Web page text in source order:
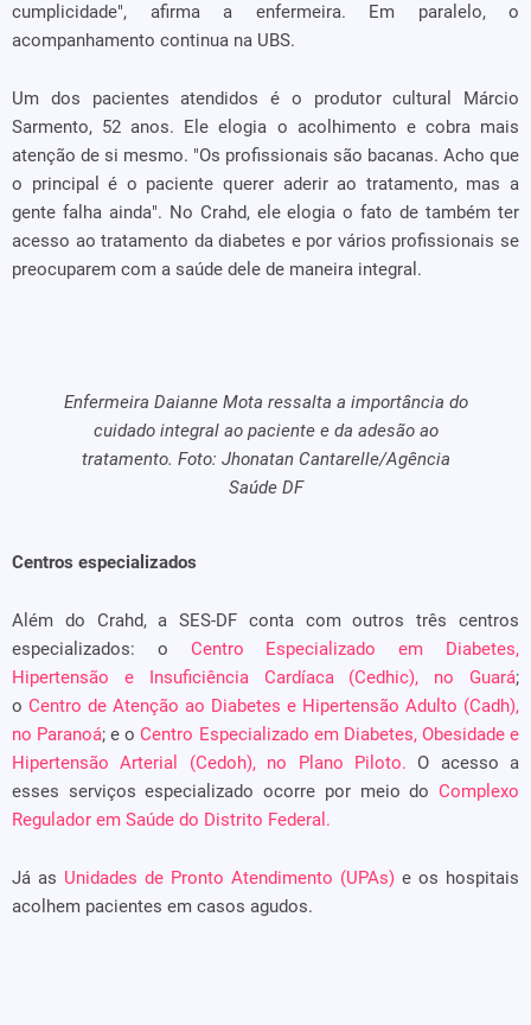
cumplicidade", afirma a enfermeira. Em paralelo, o
acompanhamento continua na UBS.
Um dos pacientes atendidos é o produtor cultural Márcio
Sarmento, 52 anos. Ele elogia o acolhimento e cobra mais
atenção de si mesmo. "Os profissionais são bacanas. Acho que
o principal é o paciente querer aderir ao tratamento, mas a
gente falha ainda". No Crahd, ele elogia o fato de também ter
acesso ao tratamento da diabetes e por vários profissionais se
preocuparem com a saúde dele de maneira integral.
Enfermeira Daianne Mota ressalta a importância do
cuidado integral ao paciente e da adesão ao
tratamento. Foto: Jhonatan Cantarelle/Agência
Saúde DF
Centros especializados
Além do Crahd, a SES-DF conta com outros três centros
especializados: o Centro Especializado em Diabetes,
Hipertensão e Insuficiência Cardíaca (Cedhic), no Guará;
o Centro de Atenção ao Diabetes e Hipertensão Adulto (Cadh),
no Paranoá; e oCentro Especializado em Diabetes, Obesidade e
Hipertensão Arterial (Cedoh), no Plano Piloto. O acesso a
esses serviços especializado ocorre por meio do Complexo
Regulador em Saúde do Distrito Federal.
Já as Unidades de Pronto Atendimento (UPAs) e os hospitais
acolhem pacientes em casos agudos.